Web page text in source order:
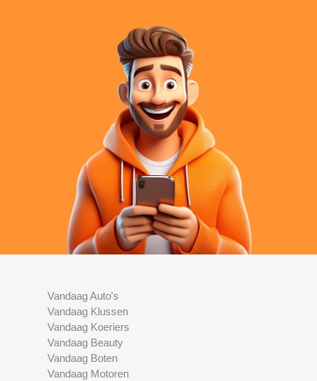
Vandaag Auto's
Vandaag Klussen
Vandaag Koeriers
Vandaag Beauty
Vandaag Boten
Vandaag Motoren